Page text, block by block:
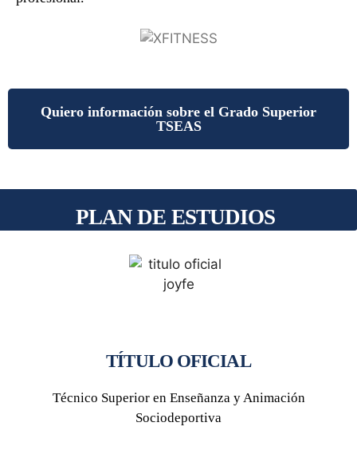
Quiero información sobre el Grado Superior
TSEAS
PLAN DE ESTUDIOS
TÍTULO OFICIAL
Técnico Superior en Enseñanza y Animación
Sociodeportiva